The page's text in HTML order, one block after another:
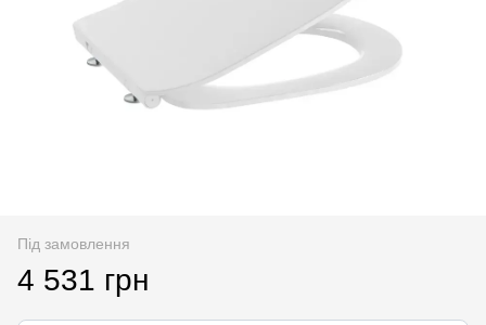
Під замовлення
4 531 грн